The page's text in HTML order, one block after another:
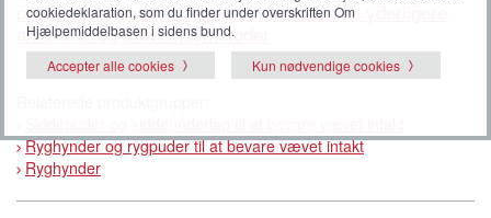
prøvningsmetoder - Tillæg 1: Udvidet med yderligere
annekser og prøvningsmetoder
Ryghynder og rygpuder til at bevare vævet intakt
Ryghynder
cookiedeklaration, som du finder under overskriften Om
Hjælpemiddelbasen i sidens bund.
Accepter alle cookies
Kun nødvendige cookies